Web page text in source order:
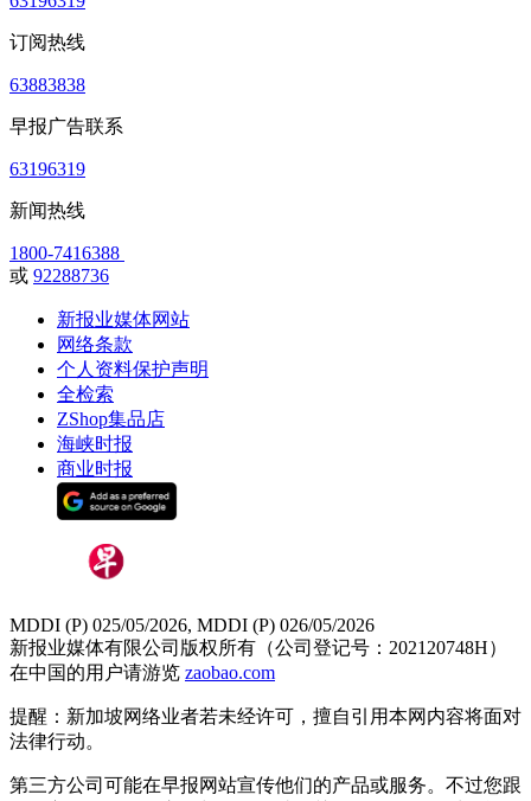
订阅热线
63883838
早报广告联系
63196319
新闻热线
1800-7416388
或 92288736
新报业媒体网站
网络条款
个人资料保护声明
全检索
ZShop集品店
海峡时报
商业时报
MDDI (P) 025/05/2026, MDDI (P) 026/05/2026
新报业媒体有限公司版权所有（公司登记号：202120748H）
在中国的用户请游览 zaobao.com
提醒：新加坡网络业者若未经许可，擅自引用本网内容将面对
法律行动。
第三方公司可能在早报网站宣传他们的产品或服务。不过您跟